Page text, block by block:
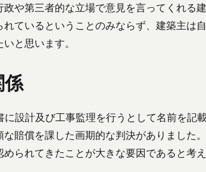
や第三者的な立場で意見を言ってくれる
ているということのみならず、建築主は
と思います。
係
設計及び工事監理を行うとして名前を記
賠償を課した画期的な判決がありました
られてきたことが大きな要因であると考え